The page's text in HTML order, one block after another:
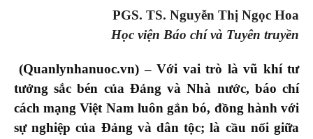
PGS. TS. Nguyễn Thị Ngọc Hoa
Học viện Báo chí và Tuyên truyền
(Quanlynhanuoc.vn) –Với vai trò là vũ khí tư
tưởng sắc bén của Đảng và Nhà nước, báo chí
cách mạng Việt Nam luôn gắn bó, đồng hành với
sự nghiệp của Đảng và dân tộc; là cầu nối giữa